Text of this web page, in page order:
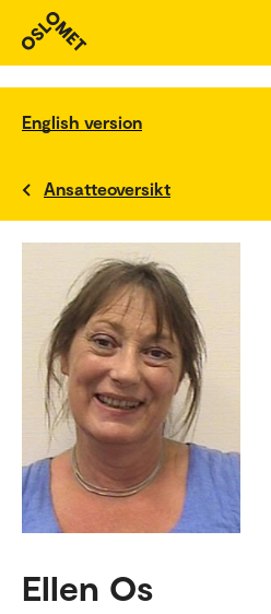
English version
Ansatteoversikt
Ellen Os